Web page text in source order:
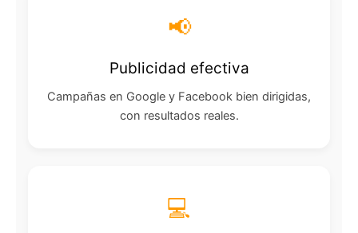
📢
Publicidad efectiva
Campañas en Google y Facebook bien dirigidas,
con resultados reales.
💻